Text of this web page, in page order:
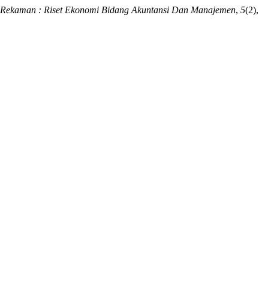
Rekaman : Riset Ekonomi Bidang Akuntansi Dan Manajemen, 5(2),